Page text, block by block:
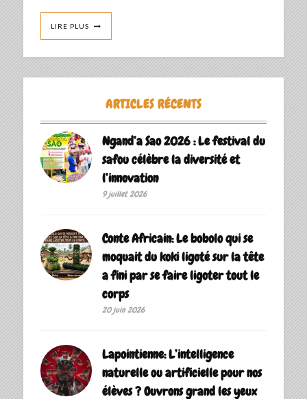
LIRE PLUS
ARTICLES RÉCENTS
Ngand’a Sao 2026 : Le festival du
safou célèbre la diversité et
l’innovation
9 juillet 2026
Conte Africain: Le bobolo qui se
moquait du koki ligoté sur la tête
a fini par se faire ligoter tout le
corps
20 juin 2026
Lapointienne: L’intelligence
naturelle ou artificielle pour nos
élèves ? Ouvrons grand les yeux